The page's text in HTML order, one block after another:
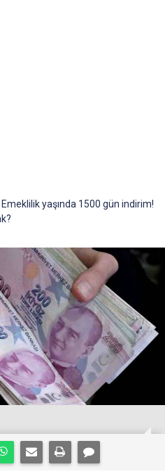
Emeklilik yaşında 1500 gün indirim!